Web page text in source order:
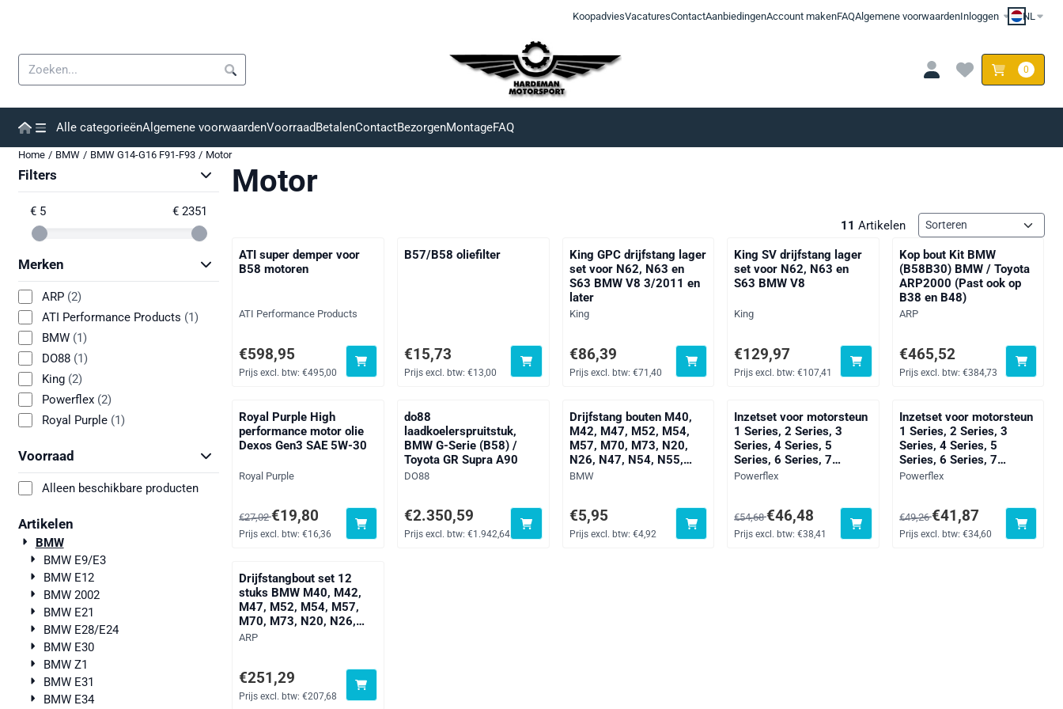
KoopadviesVacaturesContactAanbiedingenAccount makenFAQAlgemene voorwaardenInloggen NL
Zoeken
0
Alle categorieënAlgemene voorwaardenVoorraadBetalenContactBezorgenMontageFAQ
Home / BMW / BMW G14-G16 F91-F93 / Motor
Filters
€ 5 € 2351
Merken
ARP (2)
ATI Performance Products (1)
BMW (1)
DO88 (1)
King (2)
Powerflex (2)
Royal Purple (1)
Voorraad
Alleen beschikbare producten
Artikelen
BMW
BMW E9/E3
BMW E12
BMW 2002
BMW E21
BMW E28/E24
BMW E30
BMW Z1
BMW E31
BMW E34
Motor
11 Artikelen Sorteermethode
ATI super demper voor
B58 motoren
Merk:
ATI Performance Products
Prijs: 598,95, exclusief btw: 495,00
€598,95
Prijs excl. btw: €495,00
B57/B58 oliefilter
Prijs: 15,73, exclusief btw: 13,00
€15,73
Prijs excl. btw: €13,00
King GPC drijfstang lager
set voor N62, N63 en
S63 BMW V8 3/2011 en
later
Merk:
King
Prijs: 86,39, exclusief btw: 71,40
€86,39
Prijs excl. btw: €71,40
King SV drijfstang lager
set voor N62, N63 en
S63 BMW V8
Merk:
King
Prijs: 129,97, exclusief btw: 107,41
€129,97
Prijs excl. btw: €107,41
Kop bout Kit BMW
(B58B30) BMW / Toyota
ARP2000 (Past ook op
B38 en B48)
Merk:
ARP
Prijs: 465,52, exclusief btw:
€465,52
Prijs excl. btw: €384,73
Royal Purple High
performance motor olie
Dexos Gen3 SAE 5W-30
Merk:
Royal Purple
Van 27,02 voor 19,80, exclusief btw: 16,36
€27,02€19,80
Prijs excl. btw: €16,36
do88
laadkoelerspruitstuk,
BMW G-Serie (B58) /
Toyota GR Supra A90
Merk:
DO88
Prijs: 2 350,59, exclusief btw: 1 942,64
€2.350,59
Prijs excl. btw: €1.942,64
Drijfstang bouten M40,
M42, M47, M52, M54,
M57, M70, M73, N20,
N26, N47, N54, N55,
S55, B37, B38, B47,
Merk:
BMW
Prijs: 5,95, exclusief btw: 4,92
€5,95
Prijs excl. btw: €4,92
Inzetset voor motorsteun
1 Series, 2 Series, 3
Series, 4 Series, 5
Series, 6 Series, 7
Series, 8 Series, X
Merk:
Powerflex
Van 54,68 voor 46,48, exclusief btw: 38,41
€54,68€46,48
Prijs excl. btw: €38,41
Inzetset voor motorsteun
1 Series, 2 Series, 3
Series, 4 Series, 5
Series, 6 Series, 7
Series, 8 Series, X
Merk:
Powerflex
Van 49,26 voor 41,87,
€49,26€41,87
Prijs excl. btw: €34,60
Drijfstangbout set 12
stuks BMW M40, M42,
M47, M52, M54, M57,
M70, M73, N20, N26,
N47, N54, N55, S55,
201-6303
Merk:
ARP
Prijs: 251,29, exclusief btw: 207,68
€251,29
Prijs excl. btw: €207,68